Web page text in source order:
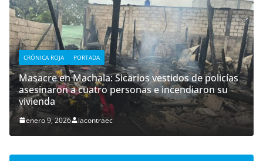
CRÓNICA ROJA PORTADA
Masacre en Machala: Sicarios vestidos de policías
asesinaron a cuatro personas e incendiaron su
vivienda
enero 9, 2026 lacontraec